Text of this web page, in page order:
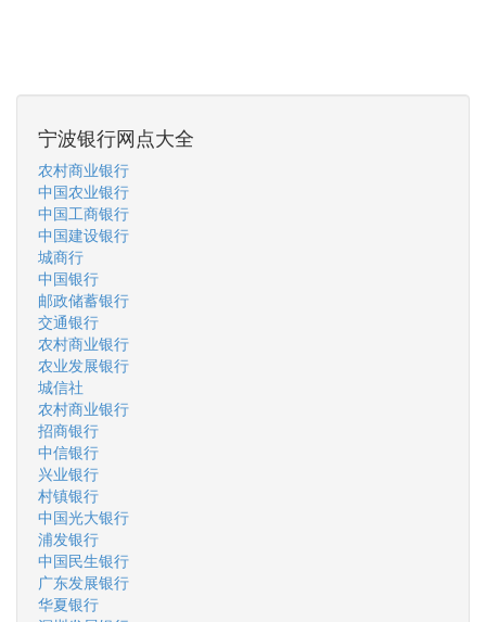
宁波银行网点大全
农村商业银行
中国农业银行
中国工商银行
中国建设银行
城商行
中国银行
邮政储蓄银行
交通银行
农村商业银行
农业发展银行
城信社
农村商业银行
招商银行
中信银行
兴业银行
村镇银行
中国光大银行
浦发银行
中国民生银行
广东发展银行
华夏银行